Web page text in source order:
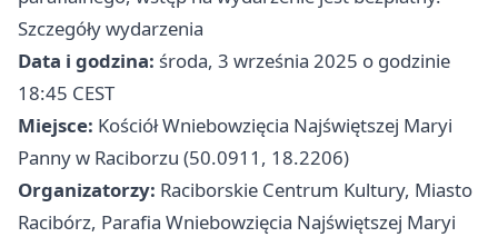
Szczegóły wydarzenia
Data i godzina: środa, 3 września 2025 o godzinie
18:45 CEST
Miejsce: Kościół Wniebowzięcia Najświętszej Maryi
Panny w Raciborzu (50.0911, 18.2206)
Organizatorzy: Raciborskie Centrum Kultury, Miasto
Racibórz, Parafia Wniebowzięcia Najświętszej Maryi